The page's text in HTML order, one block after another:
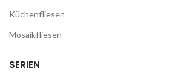
Küchenfliesen
Mosaikfliesen
SERIEN